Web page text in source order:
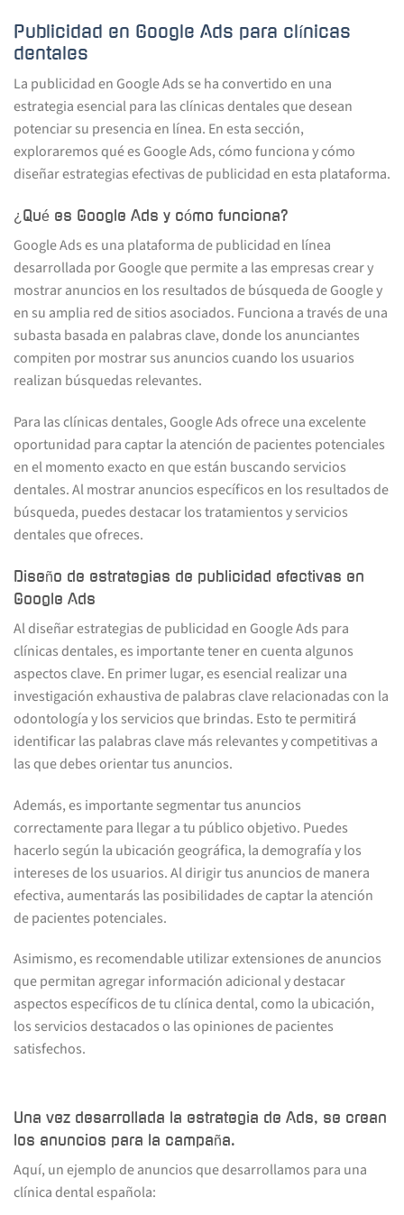
Publicidad en Google Ads para clínicas
dentales
La publicidad en Google Ads se ha convertido en una
estrategia esencial para las clínicas dentales que desean
potenciar su presencia en línea. En esta sección,
exploraremos qué es Google Ads, cómo funciona y cómo
diseñar estrategias efectivas de publicidad en esta plataforma.
¿Qué es Google Ads y cómo funciona?
Google Ads es una plataforma de publicidad en línea
desarrollada por Google que permite a las empresas crear y
mostrar anuncios en los resultados de búsqueda de Google y
en su amplia red de sitios asociados. Funciona a través de una
subasta basada en palabras clave, donde los anunciantes
compiten por mostrar sus anuncios cuando los usuarios
realizan búsquedas relevantes.
Para las clínicas dentales, Google Ads ofrece una excelente
oportunidad para captar la atención de pacientes potenciales
en el momento exacto en que están buscando servicios
dentales. Al mostrar anuncios específicos en los resultados de
búsqueda, puedes destacar los tratamientos y servicios
dentales que ofreces.
Diseño de estrategias de publicidad efectivas en
Google Ads
Al diseñar estrategias de publicidad en Google Ads para
clínicas dentales, es importante tener en cuenta algunos
aspectos clave. En primer lugar, es esencial realizar una
investigación exhaustiva de palabras clave relacionadas con la
odontología y los servicios que brindas. Esto te permitirá
identificar las palabras clave más relevantes y competitivas a
las que debes orientar tus anuncios.
Además, es importante segmentar tus anuncios
correctamente para llegar a tu público objetivo. Puedes
hacerlo según la ubicación geográfica, la demografía y los
intereses de los usuarios. Al dirigir tus anuncios de manera
efectiva, aumentarás las posibilidades de captar la atención
de pacientes potenciales.
Asimismo, es recomendable utilizar extensiones de anuncios
que permitan agregar información adicional y destacar
aspectos específicos de tu clínica dental, como la ubicación,
los servicios destacados o las opiniones de pacientes
satisfechos.
Una vez desarrollada la estrategia de Ads, se crean
los anuncios para la campaña.
Aquí, un ejemplo de anuncios que desarrollamos para una
clínica dental española: